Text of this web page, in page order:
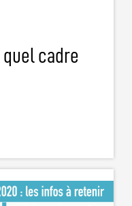
quel cadre